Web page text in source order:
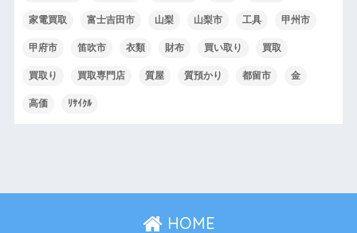
家電買取 富士吉田市 山梨 山梨市 工具 甲州市
甲府市 笛吹市 衣類 財布 買い取り 買取
買取り 買取専門店 質屋 質預かり 都留市 金
高価 ﾘｻｲｸﾙ
HOME